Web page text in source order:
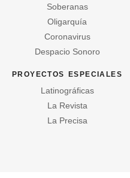
Soberanas
Oligarquía
Coronavirus
Despacio Sonoro
proyectos especiales
Latinográficas
La Revista
La Precisa